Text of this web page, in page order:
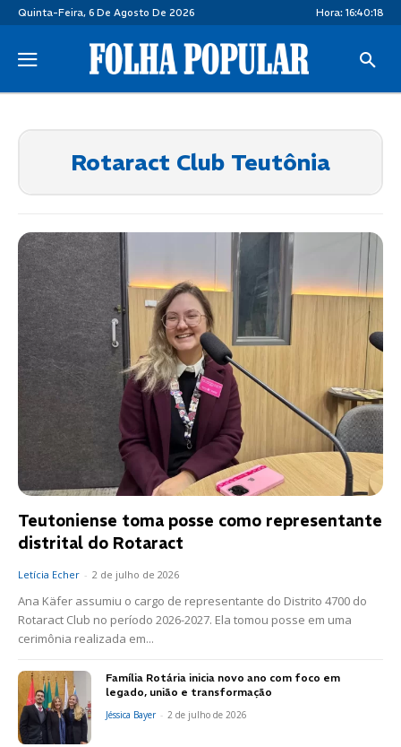
Quinta-Feira, 6 De Agosto De 2026 Hora: 16:40:19
Rotaract Club Teutônia
Teutoniense toma posse como representante
distrital do Rotaract
Letícia Echer - 2 de julho de 2026
Ana Käfer assumiu o cargo de representante do Distrito 4700 do
Rotaract Club no período 2026-2027. Ela tomou posse em uma
cerimônia realizada em...
Família Rotária inicia novo ano com foco em
legado, união e transformação
Jéssica Bayer - 2 de julho de 2026